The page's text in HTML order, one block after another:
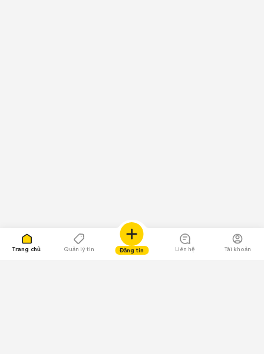
Trang chủ Quản lý tin Đăng tin Liên hệ Tài khoản